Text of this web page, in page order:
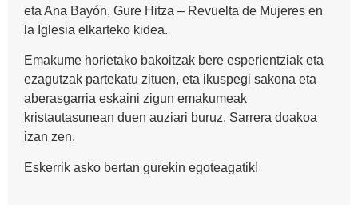
eta Ana Bayón, Gure Hitza – Revuelta de Mujeres en
la Iglesia elkarteko kidea.
Emakume horietako bakoitzak bere esperientziak eta
ezagutzak partekatu zituen, eta ikuspegi sakona eta
aberasgarria eskaini zigun emakumeak
kristautasunean duen auziari buruz. Sarrera doakoa
izan zen.
Eskerrik asko bertan gurekin egoteagatik!